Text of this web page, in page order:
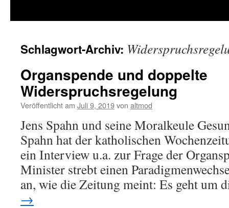
Schlagwort-Archiv:
Organspende und doppelte
Widerspruchsregelung
Veröffentlicht am Juli 9, 2019von altmod
Jens Spahn und seine Moralkeule
Spahn hat der katholischen
ein Interview u.a. zur Frage der
Minister strebt einen
an, wie die Zeitung meint: Es geht um
→